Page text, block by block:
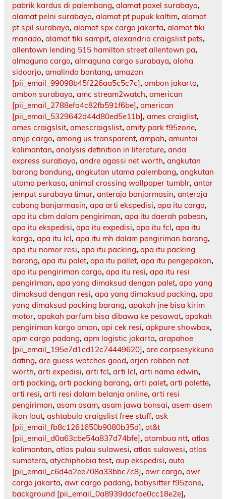
pabrik kardus di palembang, alamat paxel surabaya,
alamat pelni surabaya, alamat pt pupuk kaltim, alamat
pt spil surabaya, alamat spx cargo jakarta, alamat tiki
manado, alamat tiki sampit, alexandria craigslist pets,
allentown lending 515 hamilton street allentown pa,
almaguna cargo, almaguna cargo surabaya, aloha
sidoarjo, amalindo bontang, amazon
[pii_email_99098b45f226aa5c5c7c], ambon jakarta,
ambon surabaya, amc stream2watch, american
[pii_email_2788efa4c82fb591f6be], american
[pii_email_5329642d44d80ed5e11b], ames craiglist,
ames craigslsit, amescraigslist, amity park f95zone,
amjp cargo, among us transparent, ampah, amuntai
kalimantan, analysis definition in literature, anda
express surabaya, andre agassi net worth, angkutan
barang bandung, angkutan utama palembang, angkutan
utama perkasa, animal crossing wallpaper tumblr, antar
jemput surabaya timur, anteraja banjarmasin, anteraja
cabang banjarmasin, apa arti ekspedisi, apa itu cargo,
apa itu cbm dalam pengiriman, apa itu daerah pabean,
apa itu ekspedisi, apa itu expedisi, apa itu fcl, apa itu
kargo, apa itu lcl, apa itu mh dalam pengiriman barang,
apa itu nomor resi, apa itu packing, apa itu packing
barang, apa itu palet, apa itu pallet, apa itu pengepakan,
apa itu pengiriman cargo, apa itu resi, apa itu resi
pengiriman, apa yang dimaksud dengan palet, apa yang
dimaksud dengan resi, apa yang dimaksud packing, apa
yang dimaksud packing barang, apakah jne bisa kirim
motor, apakah parfum bisa dibawa ke pesawat, apakah
pengiriman kargo aman, api cek resi, apkpure showbox,
apm cargo padang, apm logistic jakarta, arapahoe
[pii_email_195e7d1cd12c74449620], are corpsesykkuno
dating, are guess watches good, arjen robben net
worth, arti expedisi, arti fcl, arti lcl, arti nama edwin,
arti packing, arti packing barang, arti palet, arti palette,
arti resi, arti resi dalam belanja online, arti resi
pengiriman, asam asam, asam jawa bonsai, asem asem
ikan laut, ashtabula craigslist free stuff, ask
[pii_email_fb8c1261650b9080b35d], at&t
[pii_email_d0a63cbe54a837d74bfe], atambua ntt, atlas
kalimantan, atlas pulau sulawesi, atlas sulawesi, atlas
sumatera, atychiphobia test, aup ekspedisi, auto
[pii_email_c6d4a2ee708a33bbc7c8], awr cargo, awr
cargo jakarta, awr cargo padang, babysitter f95zone,
background [pii_email_0a8939ddcfae0cc18e2e],